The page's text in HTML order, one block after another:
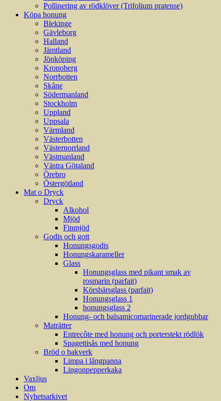
Pollinering av rödklöver (Trifolium pratense)
Köpa honung
Blekinge
Gävleborg
Halland
Jämtland
Jönköping
Kronoberg
Norrbotten
Skåne
Södermanland
Stockholm
Uppland
Uppsala
Värmland
Västerbotten
Västernorrland
Västmanland
Västra Götaland
Örebro
Östergötland
Mat o Dryck
Dryck
Alkohol
Mjöd
Finmjöd
Godis och gott
Honungsgodis
Honungskarameller
Glass
Honungsglass med pikant smak av
rosmarin (parfait)
Körsbärsglass (parfait)
Honungsglass 1
honungsglass 2
Honung- och balsamicomarinerade jordgubbar
Maträtter
Entrecôte med honung och porterstekt rödlök
Spagettisås med honung
Bröd o bakverk
Limpa i långpanna
Lingonpepperkaka
Vaxljus
Om
Nyhetsarkivet